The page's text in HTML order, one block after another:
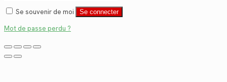
Se souvenir de moi Se connecter
Mot de passe perdu ?